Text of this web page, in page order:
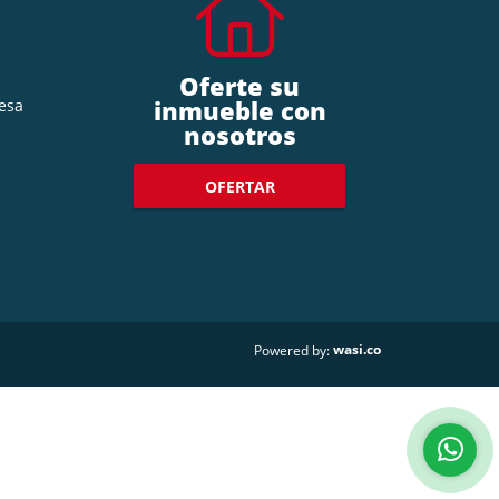
Oferte su
inmueble con
nosotros
OFERTAR
Powered by:wasi.co